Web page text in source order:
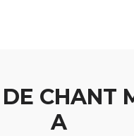
DE CHANT
A